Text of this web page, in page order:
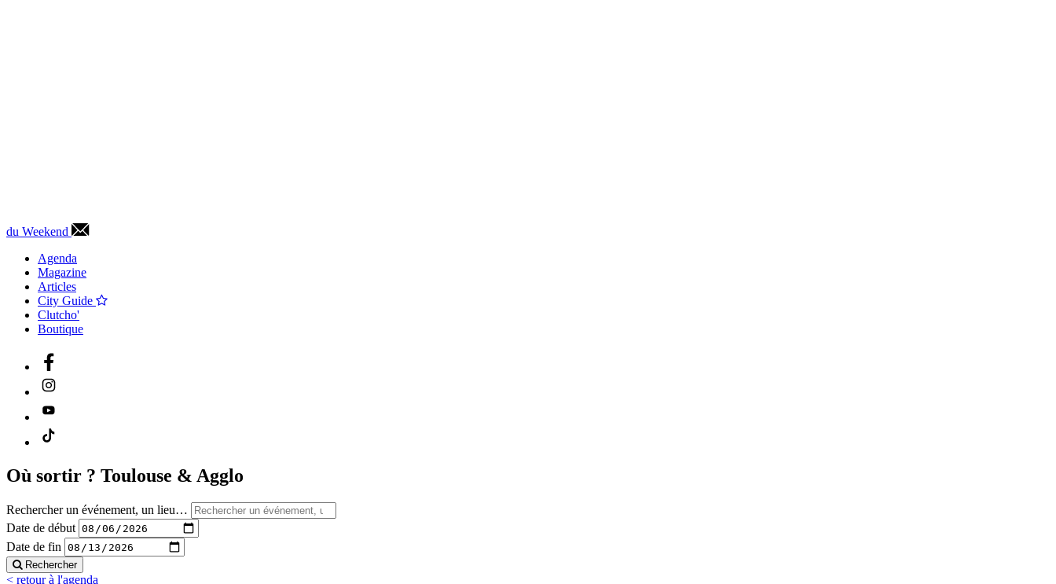
du Weekend
Agenda
Magazine
Articles
City Guide
Clutcho'
Boutique
Où sortir ? Toulouse & Agglo
Rechercher un événement, un lieu…
Date de début
Date de fin
Rechercher
< retour à l'agenda